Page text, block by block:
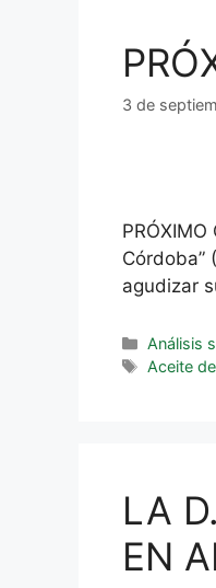
3 de
Córdoba”
agudizar
Análisis
Aceite
LA
EN